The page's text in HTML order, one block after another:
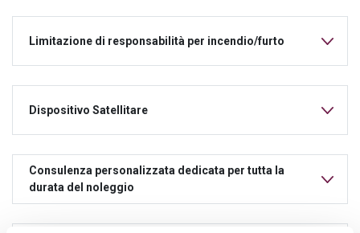
Limitazione di responsabilità per incendio/furto
Dispositivo Satellitare
Consulenza personalizzata dedicata per tutta la
durata del noleggio